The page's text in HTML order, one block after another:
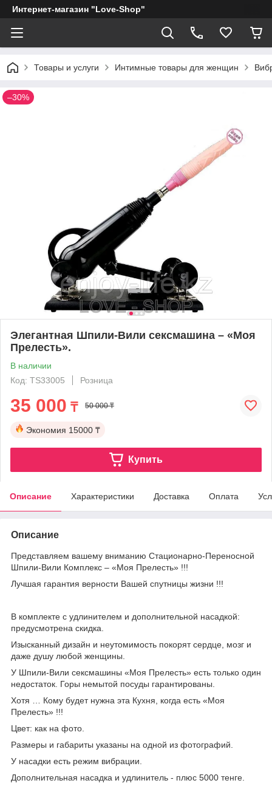
Интернет-магазин "Love-Shop"
Товары и услуги Интимные товары для женщин
–30%
Элегантная Шпили-Вили сексмашина – «Моя
Прелесть».
В наличии
Код: TS33005
Розница
35 000 ₸ 50 000 ₸
Экономия 15000 ₸
Купить
Описание Характеристики Доставка Оплата
Описание
Представляем вашему вниманию Стационарно-Переносной
Шпили-Вили Комплекс – «Моя Прелесть» !!!
Лучшая гарантия верности Вашей спутницы жизни !!!
В комплекте с удлинителем и дополнительной насадкой:
предусмотрена скидка.
Изысканный дизайн и неутомимость покорят сердце, мозг и
даже душу любой женщины.
У Шпили-Вили сексмашины «Моя Прелесть» есть только один
недостаток. Горы немытой посуды гарантированы.
Хотя … Кому будет нужна эта Кухня, когда есть «Моя
Прелесть» !!!
Цвет: как на фото.
Размеры и габариты указаны на одной из фотографий.
У насадки есть режим вибрации.
Дополнительная насадка и удлинитель - плюс 5000 тенге.